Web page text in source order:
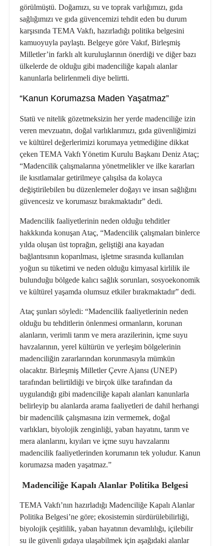
görülmüştü. Doğamızı, su ve toprak varlığımızı, gıda
sağlığımızı ve gıda güvencemizi tehdit eden bu durum
karşısında TEMA Vakfı, hazırladığı politika belgesini
kamuoyuyla paylaştı. Belgeye göre Vakıf, Birleşmiş
Milletler’in farklı alt kuruluşlarının önerdiği ve diğer bazı
ülkelerde de olduğu gibi madenciliğe kapalı alanlar
kanunlarla belirlenmeli diye belirtti.
“Kanun Korumazsa Maden Yaşatmaz”
Statü ve nitelik gözetmeksizin her yerde madenciliğe izin
veren mevzuatın, doğal varlıklarımızı, gıda güvenliğimizi
ve kültürel değerlerimizi korumaya yetmediğine dikkat
çeken TEMA Vakfı Yönetim Kurulu Başkanı Deniz Ataç;
“Madencilik çalışmalarına yönetmelikler ve ilke kararları
ile kısıtlamalar getirilmeye çalışılsa da kolayca
değiştirilebilen bu düzenlemeler doğayı ve insan sağlığını
güvencesiz ve korumasız bırakmaktadır” dedi.
Madencilik faaliyetlerinin neden olduğu tehditler
hakkkında konuşan Ataç, “Madencilik çalışmaları binlerce
yılda oluşan üst toprağın, geliştiği ana kayadan
bağlantısının koparılması, işletme sırasında kullanılan
yoğun su tüketimi ve neden olduğu kimyasal kirlilik ile
bulunduğu bölgede kalıcı sağlık sorunları, sosyoekonomik
ve kültürel yaşamda olumsuz etkiler bırakmaktadır” dedi.
Ataç şunları söyledi: “Madencilik faaliyetlerinin neden
olduğu bu tehditlerin önlenmesi ormanların, korunan
alanların, verimli tarım ve mera arazilerinin, içme suyu
havzalarının, yerel kültürün ve yerleşim bölgelerinin
madenciliğin zararlarından korunmasıyla mümkün
olacaktır. Birleşmiş Milletler Çevre Ajansı (UNEP)
tarafından belirtildiği ve birçok ülke tarafından da
uygulandığı gibi madenciliğe kapalı alanları kanunlarla
belirleyip bu alanlarda arama faaliyetleri de dahil herhangi
bir madencilik çalışmasına izin vermemek, doğal
varlıkları, biyolojik zenginliği, yaban hayatını, tarım ve
mera alanlarını, kıyıları ve içme suyu havzalarını
madencilik faaliyetlerinden korumanın tek yoludur. Kanun
korumazsa maden yaşatmaz.”
Madenciliğe Kapalı Alanlar Politika Belgesi
TEMA Vakfı’nın hazırladığı Madenciliğe Kapalı Alanlar
Politika Belgesi’ne göre; ekosistemin sürdürülebilirliği,
biyolojik çeşitlilik, yaban hayatının devamlılığı, içilebilir
su ile güvenli gıdaya ulaşabilmek için aşağıdaki alanlar